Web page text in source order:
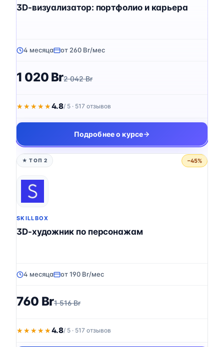
3D-визуализатор: портфолио и карьера
4 месяца от 260 Br/мес
1 020 Br2 042 Br
★★★★★
★★★★★4.8/ 5 · 517 отзывов
Подробнее о курсе
★ ТОП 2 −45%
SKILLBOX
3D-художник по персонажам
4 месяца от 190 Br/мес
760 Br1 516 Br
★★★★★
★★★★★4.8/ 5 · 517 отзывов